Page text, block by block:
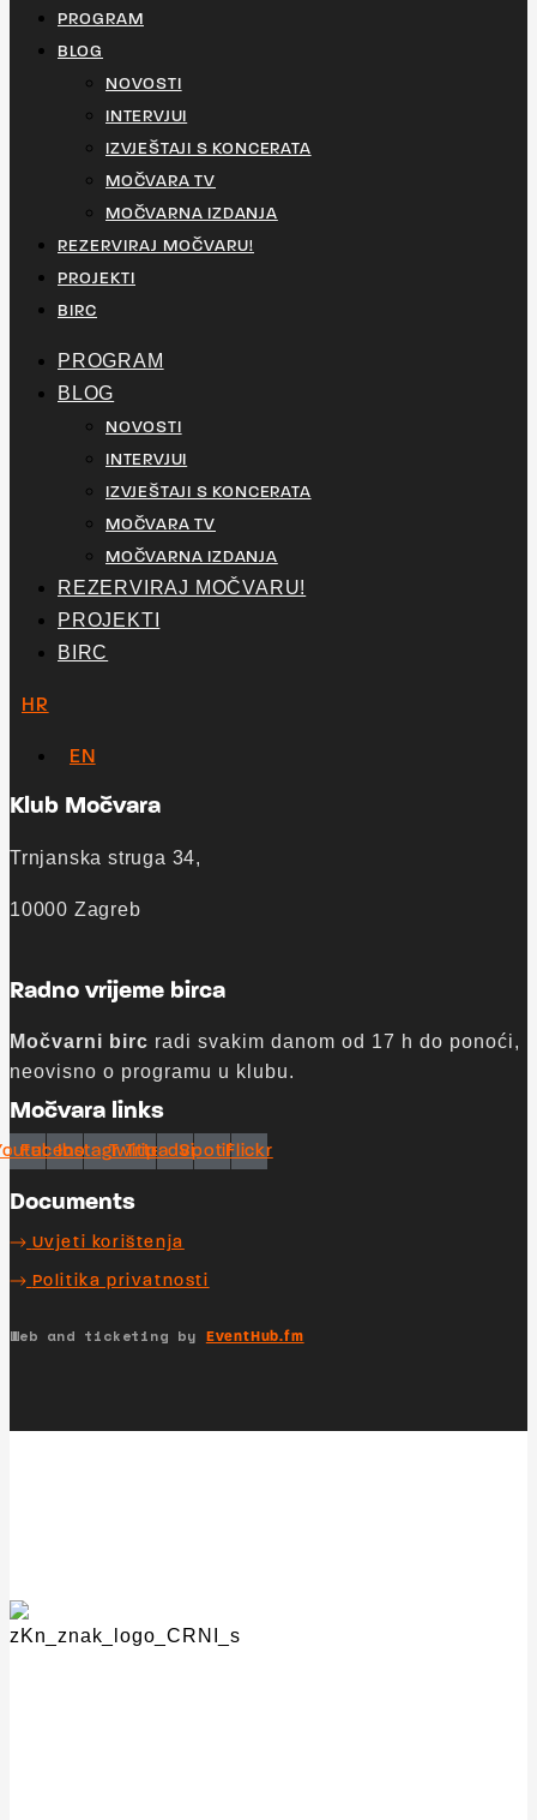
PROGRAM
BLOG
NOVOSTI
INTERVJUI
IZVJEŠTAJI S KONCERATA
MOČVARA TV
MOČVARNA IZDANJA
REZERVIRAJ MOČVARU!
PROJEKTI
BIRC
PROGRAM
BLOG
NOVOSTI
INTERVJUI
IZVJEŠTAJI S KONCERATA
MOČVARA TV
MOČVARNA IZDANJA
REZERVIRAJ MOČVARU!
PROJEKTI
BIRC
HR
EN
Klub Močvara
Trnjanska struga 34,
10000 Zagreb
Radno vrijeme birca
Močvarni birc radi svakim danom od 17 h do ponoći,
neovisno o programu u klubu.
Močvara links
Facebook
Instagram
Twitter
Tripadvisor
SpotifyFlickr
Documents
Uvjeti korištenja
Politika privatnosti
Web and ticketing by EventHub.fm